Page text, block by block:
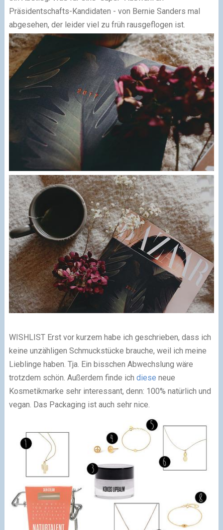
Präsidentschafts-Kandidaten - von Bernie Sanders mal
abgesehen, der leider viel zu früh rausgeflogen ist.
WISHLISTErst vor kurzem habe ich geschrieben, dass ich
keine unzähligen Schmuckstücke brauche, weil ich meine
Lieblinge haben. Tja. Ein bisschen Abwechslung wäre
trotzdem schön. Außerdem finde ich diese neue
Kosmetikmarke sehr interessant, denn: 100% natürlich und
vegan. Das Packaging ist auch sehr nice.